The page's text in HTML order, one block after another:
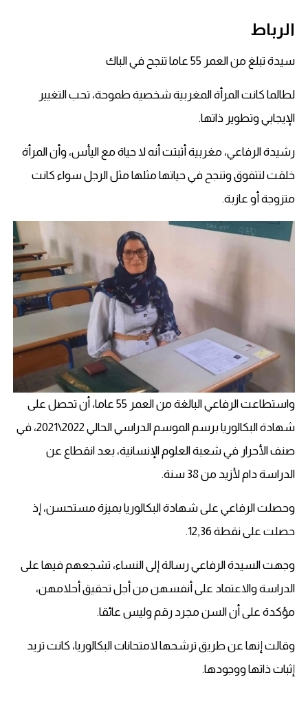
الرباط
سيدة تبلغ من العمر 55 عاما تنجح في الباك
لطالما كانت المرأة المغربية شخصية طموحة، تحب التغيير
الإيجابي وتطوير ذاتها.
رشيدة الرفاعي، مغربية أثبتت أنه لا حياة مع اليأس، وأن المرأة
خلقت لتتفوق وتنجح في حياتها مثلها مثل الرجل سواء كانت
متزوجة أو عازبة.
واستطاعت الرفاعي البالغة من العمر 55 عاما، أن تحصل على
شهادة البكالوريا برسم الموسم الدراسي الحالي 2022\2021، في
صنف الأحرار في شعبة العلوم الإنسانية، بعد انقطاع عن
الدراسة دام لأزيد من 38 سنة.
وحصلت الرفاعي على شهادة البكالوريا بميزة مستحسن، إذ
حصلت على نقطة 12,36.
وجهت السيدة الرفاعي رسالة إلى النساء، تشجعهم فيها على
الدراسة والاعتماد على أنفسهن من أجل تحقيق أحلامهن،
مؤكدة على أن السن مجرد رقم وليس عائقا.
وقالت إنها عن طريق ترشحها لامتحانات البكالوريا، كانت تريد
إثبات ذاتها ووجودها.